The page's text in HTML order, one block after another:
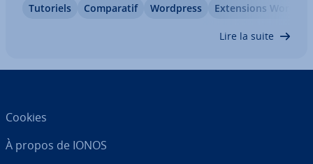
diffusion de votre contenu audio. Il est également
Tutoriels Com­pa­ra­tif Wordpress Ex­ten­sions
Lire la suite
Cookies
À propos de IONOS